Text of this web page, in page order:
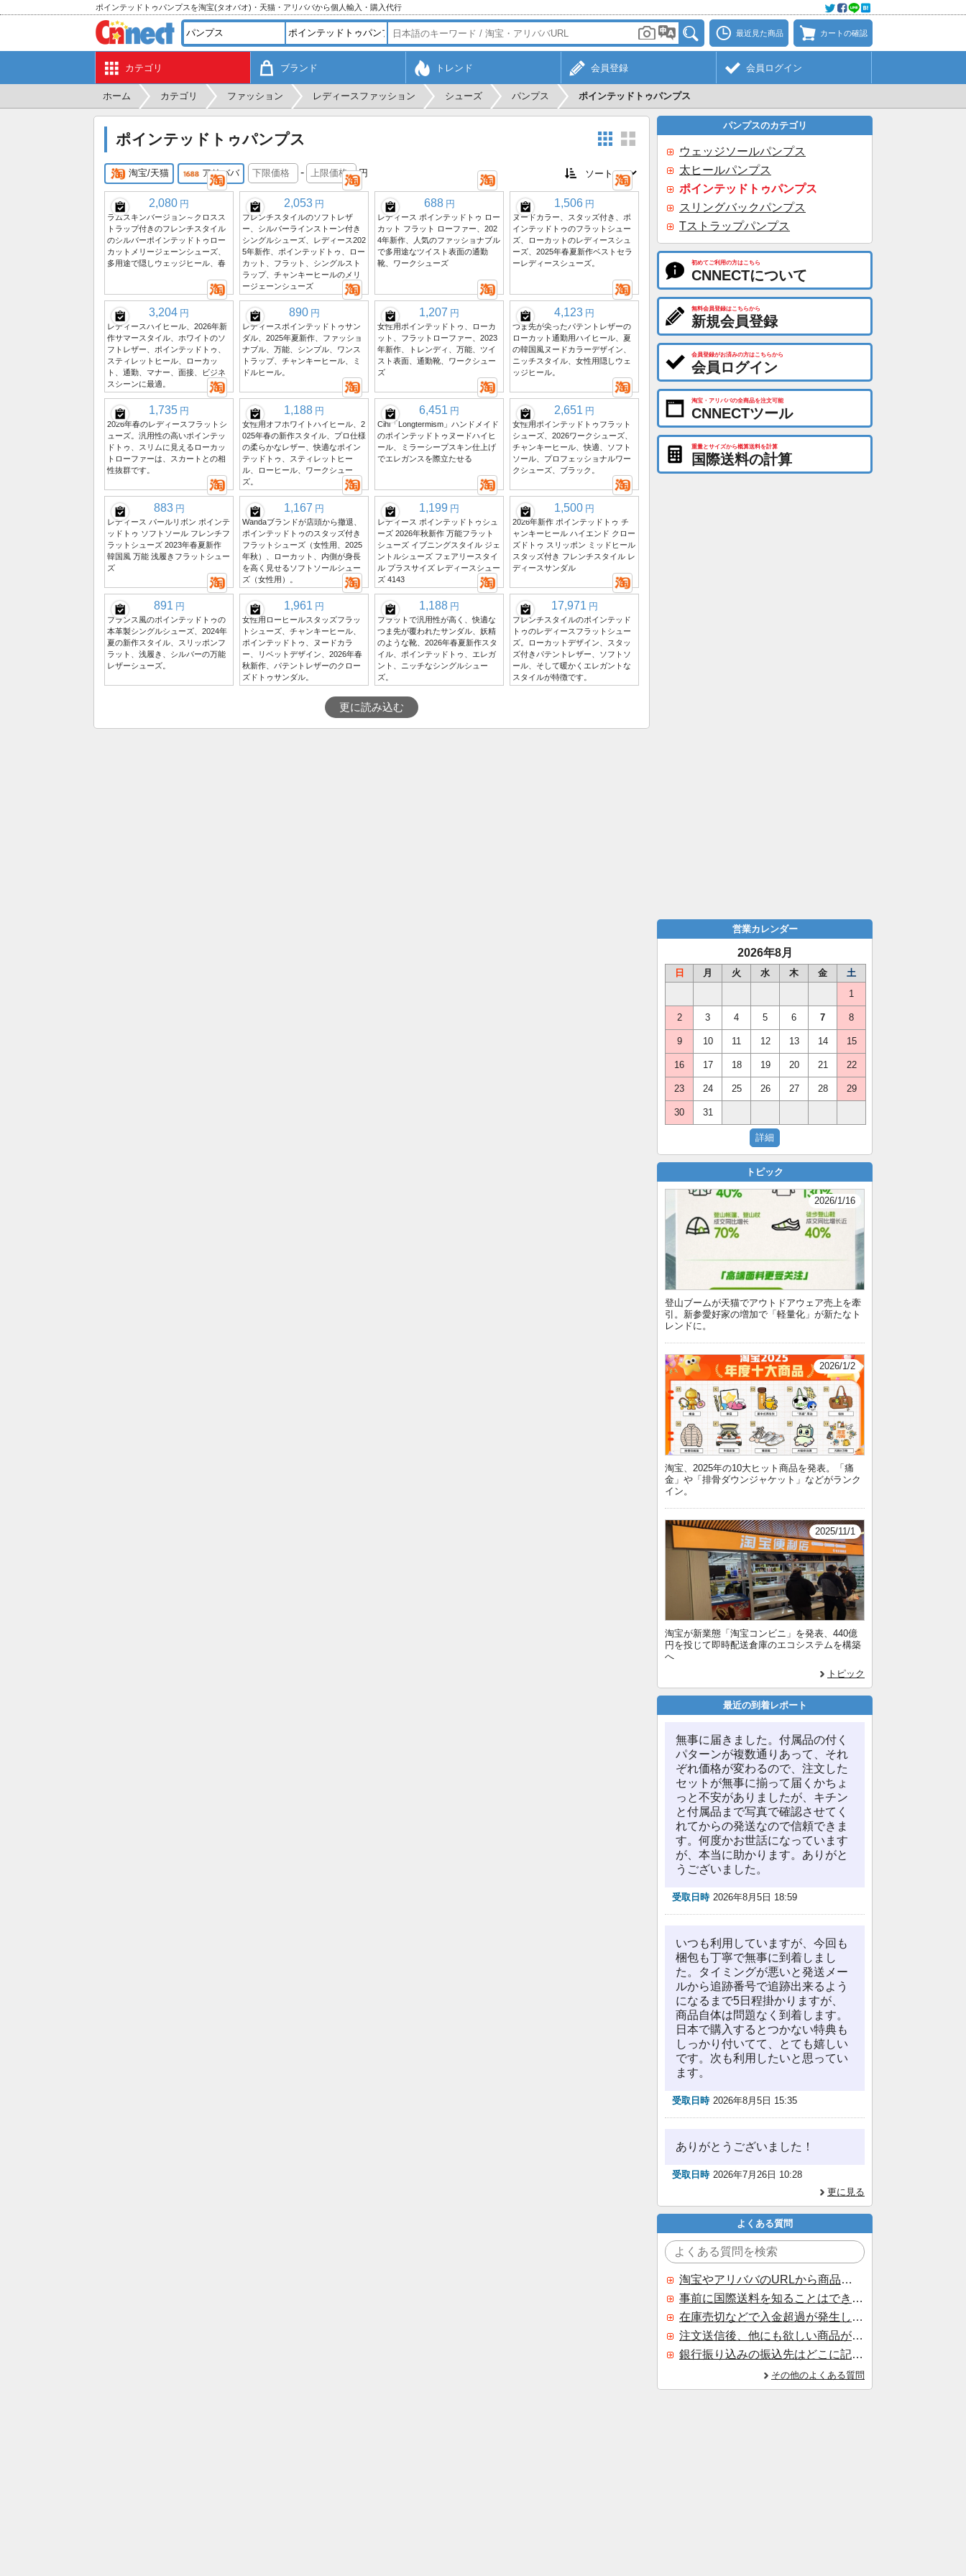
ポインテッドトゥパンプスを淘宝(タオバオ)・天猫・アリババから個人輸入・購入代行
最近見た商品 カートの確認
カテゴリ ブランド トレンド 会員登録 会員ログイン
ホーム カテゴリ ファッション レディースファッション シューズ パンプス ポインテッドトゥパンプス
ポインテッドトゥパンプス
淘宝/天猫 アリババ - 円
2,080 円
ラムスキンバージョン～クロスス
トラップ付きのフレンチスタイル
のシルバーポインテッドトゥロー
カットメリージェーンシューズ、
多用途で隠しウェッジヒール、春
2,053 円
フレンチスタイルのソフトレザ
ー、シルバーラインストーン付き
シングルシューズ、レディース202
5年新作、ポインテッドトゥ、ロー
カット、フラット、シングルスト
ラップ、チャンキーヒールのメリ
ージェーンシューズ
688 円
レディース ポインテッドトゥ ロー
カット フラット ローファー、202
4年新作、人気のファッショナブル
で多用途なツイスト表面の通勤
靴、ワークシューズ
1,506 円
ヌードカラー、スタッズ付き、ポ
インテッドトゥのフラットシュー
ズ、ローカットのレディースシュ
ーズ、2025年春夏新作ベストセラ
ーレディースシューズ。
3,204 円
レディースハイヒール、2026年新
作サマースタイル、ホワイトのソ
フトレザー、ポインテッドトゥ、
スティレットヒール、ローカッ
ト、通勤、マナー、面接、ビジネ
スシーンに最適。
890 円
レディースポインテッドトゥサン
ダル、2025年夏新作、ファッショ
ナブル、万能、シンプル、ワンス
トラップ、チャンキーヒール、ミ
ドルヒール。
1,207 円
女性用ポインテッドトゥ、ローカ
ット、フラットローファー、2023
年新作、トレンディ、万能、ツイ
スト表面、通勤靴、ワークシュー
ズ
4,123 円
つま先が尖ったパテントレザーの
ローカット通勤用ハイヒール、夏
の韓国風ヌードカラーデザイン、
ニッチスタイル、女性用隠しウェ
ッジヒール。
1,735 円
2026年春のレディースフラットシ
ューズ。汎用性の高いポインテッ
ドトゥ、スリムに見えるローカッ
トローファーは、スカートとの相
性抜群です。
1,188 円
女性用オフホワイトハイヒール、2
025年春の新作スタイル、プロ仕様
の柔らかなレザー、快適なポイン
テッドトゥ、スティレットヒー
ル、ローヒール、ワークシュー
ズ。
6,451 円
Cihi「Longtermism」ハンドメイド
のポインテッドトゥヌードハイヒ
ール、ミラーシープスキン仕上げ
でエレガンスを際立たせる
2,651 円
女性用ポインテッドトゥフラット
シューズ、2026ワークシューズ、
チャンキーヒール、快適、ソフト
ソール、プロフェッショナルワー
クシューズ、ブラック。
883 円
レディース パールリボン ポインテ
ッドトゥ ソフトソール フレンチフ
ラットシューズ 2023年春夏新作
韓国風 万能 浅履きフラットシュー
ズ
1,167 円
Wandaブランドが店頭から撤退、
ポインテッドトゥのスタッズ付き
フラットシューズ（女性用、2025
年秋）、ローカット、内側が身長
を高く見せるソフトソールシュー
ズ（女性用）。
1,199 円
レディース ポインテッドトゥシュ
ーズ 2026年秋新作 万能フラット
シューズ イブニングスタイル ジェ
ントルシューズ フェアリースタイ
ル プラスサイズ レディースシュー
ズ 4143
1,500 円
2026年新作 ポインテッドトゥ チ
ャンキーヒール ハイエンド クロー
ズドトゥ スリッポン ミッドヒール
スタッズ付き フレンチスタイル レ
ディースサンダル
891 円
フランス風のポインテッドトゥの
本革製シングルシューズ、2024年
夏の新作スタイル、スリッポンフ
ラット、浅履き、シルバーの万能
レザーシューズ。
1,961 円
女性用ローヒールスタッズフラッ
トシューズ、チャンキーヒール、
ポインテッドトゥ、ヌードカラ
ー、リベットデザイン、2026年春
秋新作、パテントレザーのクロー
ズドトゥサンダル。
1,188 円
フラットで汎用性が高く、快適な
つま先が覆われたサンダル、妖精
のような靴、2026年春夏新作スタ
イル、ポインテッドトゥ、エレガ
ント、ニッチなシングルシュー
ズ。
17,971 円
フレンチスタイルのポインテッド
トゥのレディースフラットシュー
ズ。ローカットデザイン、スタッ
ズ付きパテントレザー、ソフトソ
ール、そして暖かくエレガントな
スタイルが特徴です。
更に読み込む
パンプスのカテゴリ
ウェッジソールパンプス
太ヒールパンプス
ポインテッドトゥパンプス
スリングバックパンプス
Tストラップパンプス
初めてご利用の方はこちら
CNNECTについて
無料会員登録はこちらから
新規会員登録
会員登録がお済みの方はこちらから
会員ログイン
淘宝・アリババの全商品を注文可能
CNNECTツール
重量とサイズから概算送料を計算
国際送料の計算
営業カレンダー
2026年8月
日 月 火 水 木 金
土
1
2 3 4 5 6 7 8
9 10 11 12 13 14 15
16 17 18 19 20 21 22
23 24 25 26 27 28 29
30 31
トピック
2026/1/16
登山ブームが天猫でアウトドアウェア売上を牽
引。新参愛好家の増加で「軽量化」が新たなト
レンドに。
2026/1/2
淘宝、2025年の10大ヒット商品を発表。「痛
金」や「排骨ダウンジャケット」などがランク
イン。
2025/11/1
淘宝が新業態「淘宝コンビニ」を発表、440億
円を投じて即時配送倉庫のエコシステムを構築
へ
トピック
最近の到着レポート
無事に届きました。付属品の付く
パターンが複数通りあって、それ
ぞれ価格が変わるので、注文した
セットが無事に揃って届くかちょ
っと不安がありましたが、キチン
と付属品まで写真で確認させてく
れてからの発送なので信頼できま
す。何度かお世話になっています
が、本当に助かります。ありがと
うございました。
受取日時 2026年8月5日 18:59
いつも利用していますが、今回も
梱包も丁寧で無事に到着しまし
た。タイミングが悪いと発送メー
ルから追跡番号で追跡出来るよう
になるまで5日程掛かりますが、
商品自体は問題なく到着します。
日本で購入するとつかない特典も
しっかり付いてて、とても嬉しい
です。次も利用したいと思ってい
ます。
受取日時 2026年8月5日 15:35
ありがとうございました！
受取日時 2026年7月26日 10:28
更に見る
よくある質問
淘宝やアリババのURLから商品を探すことはできますか？
事前に国際送料を知ることはできますか？
在庫売切などで入金超過が発生した場合はいつ返金されますか？
注文送信後、他にも欲しい商品が見つかった場合、追加注文できますか？
銀行振り込みの振込先はどこに記載されていますか？
その他のよくある質問